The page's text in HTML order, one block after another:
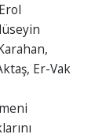
Er-Vak